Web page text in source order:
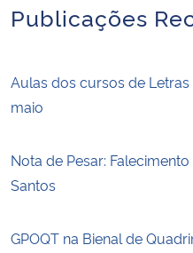
Publicações
Aulas dos cursos de
maio
Nota de Pesar:
Santos
GPOQT na Bienal de